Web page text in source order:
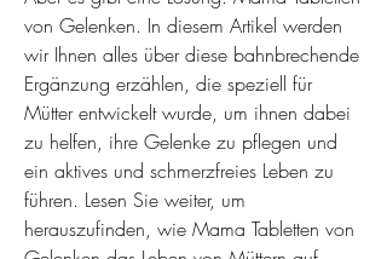
von Gelenken. In diesem Artikel werden
wir Ihnen alles über diese bahnbrechende
Ergänzung erzählen, die speziell für
Mütter entwickelt wurde, um ihnen dabei
zu helfen, ihre Gelenke zu pflegen und
ein aktives und schmerzfreies Leben zu
führen. Lesen Sie weiter, um
herauszufinden, wie Mama Tabletten von